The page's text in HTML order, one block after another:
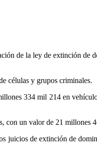
de la ley de extinción de
células y grupos criminales.
334 mil 214 en
con un valor de 21 millones
de extinción de